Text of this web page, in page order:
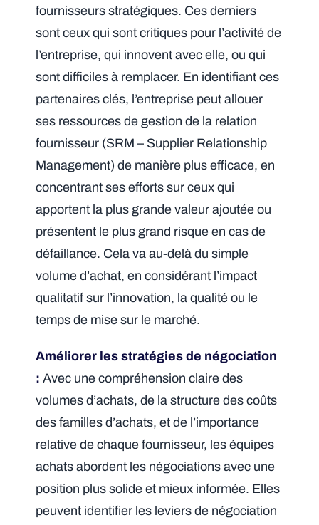
fournisseurs stratégiques. Ces derniers
sont ceux qui sont critiques pour l’activité de
l’entreprise, qui innovent avec elle, ou qui
sont difficiles à remplacer. En identifiant ces
partenaires clés, l’entreprise peut allouer
ses ressources de gestion de la relation
fournisseur (SRM – Supplier Relationship
Management) de manière plus efficace, en
concentrant ses efforts sur ceux qui
apportent la plus grande valeur ajoutée ou
présentent le plus grand risque en cas de
défaillance. Cela va au-delà du simple
volume d’achat, en considérant l’impact
qualitatif sur l’innovation, la qualité ou le
temps de mise sur le marché.
Améliorer les stratégies de négociation
: Avec une compréhension claire des
volumes d’achats, de la structure des coûts
des familles d’achats, et de l’importance
relative de chaque fournisseur, les équipes
achats abordent les négociations avec une
position plus solide et mieux informée. Elles
peuvent identifier les leviers de négociation